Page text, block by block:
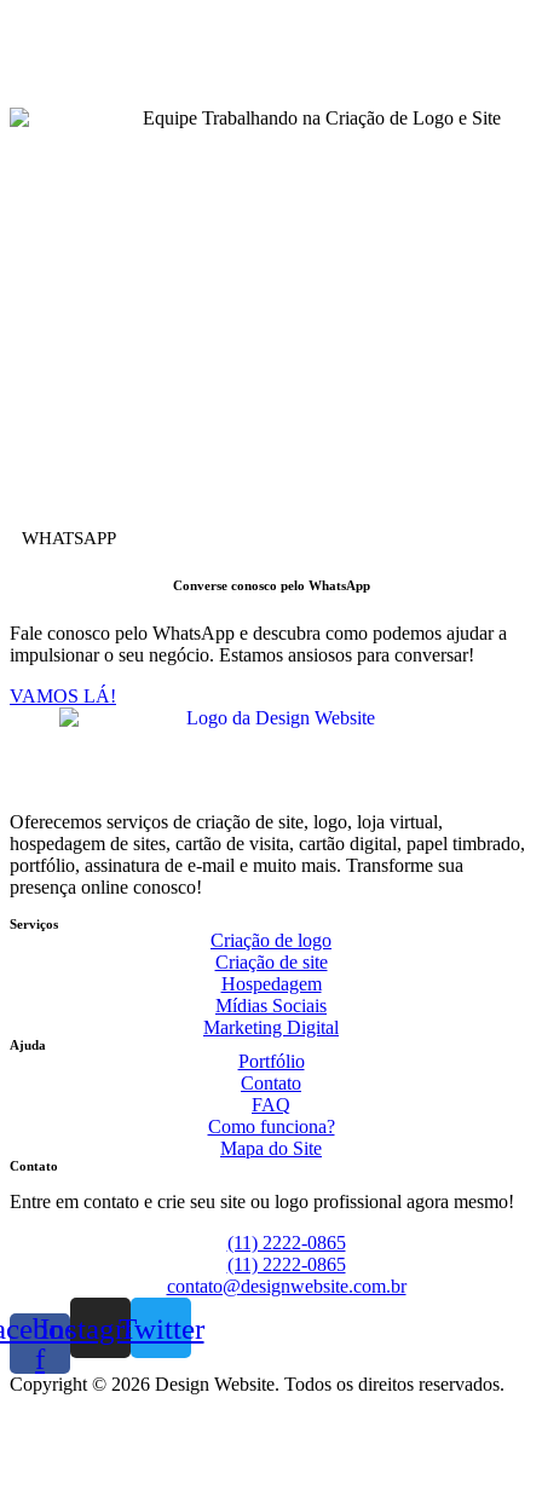
WHATSAPP
Converse conosco pelo WhatsApp
Fale conosco pelo WhatsApp e descubra como podemos ajudar a
impulsionar o seu negócio. Estamos ansiosos para conversar!
VAMOS LÁ!
Oferecemos serviços de criação de site, logo, loja virtual,
hospedagem de sites, cartão de visita, cartão digital, papel timbrado,
portfólio, assinatura de e-mail e muito mais. Transforme sua
presença online conosco!
Serviços
Criação de logo
Criação de site
Hospedagem
Mídias Sociais
Marketing Digital
Ajuda
Portfólio
Contato
FAQ
Como funciona?
Mapa do Site
Contato
Entre em contato e crie seu site ou logo profissional agora mesmo!
(11) 2222-0865
(11) 2222-0865
contato@designwebsite.com.br
f
InstagramTwitter
Copyright © 2026 Design Website. Todos os direitos reservados.